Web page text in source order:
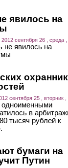
явилось на
2012 сентября 26 , среда ,
не явилось на
сентября 25 , вторник ,
в
тысяч рублей к
бумаги на
Путин